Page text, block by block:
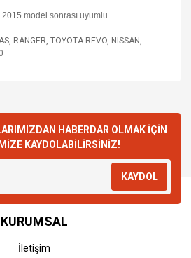
model sonrası uyumlu
HABERDAR OLMAK İÇİN
KAYDOLABİLİRSİNİZ!
KAYDOL
KURUMSAL
İletişim